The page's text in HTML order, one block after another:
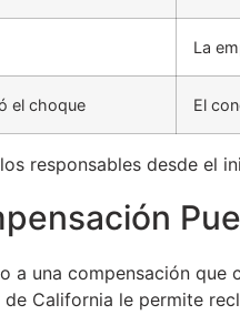
La
el choque El
responsables desde el
a una compensación
California le permite